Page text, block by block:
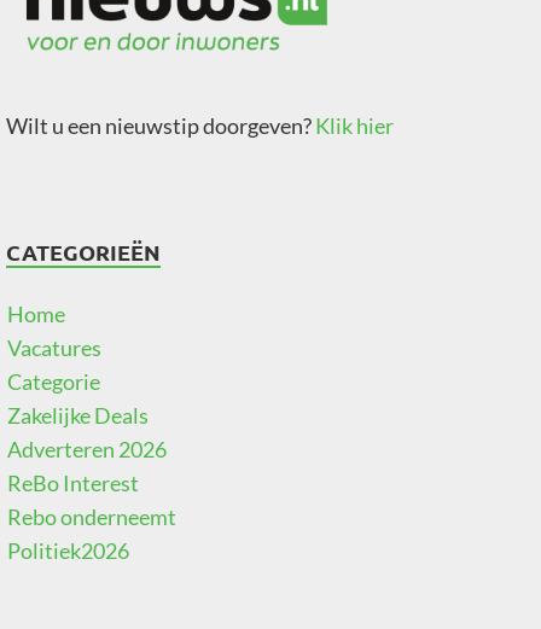
Wilt u een nieuwstip doorgeven?Klik hier
CATEGORIEËN
Home
Vacatures
Categorie
Zakelijke Deals
Adverteren 2026
ReBo Interest
Rebo onderneemt
Politiek2026